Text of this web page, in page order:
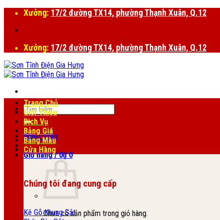
Xưởng: 17/2 đường TX14, phường Thạnh Xuân, Q.12
Xưởng: 17/2 đường TX14, phường Thạnh Xuân, Q.12
Tìm
kiếm:
Đăng nhập
Giỏ hàng /0₫ 0
Chưa có sản phẩm trong giỏ hàng.
Trang Chủ
Giới Thiệu
Dịch Vụ
Bảng Giá
Bảng Màu
Cửa Hàng
Chúng tôi đang cung cấp
Kệ Gỗ Khung Sắt